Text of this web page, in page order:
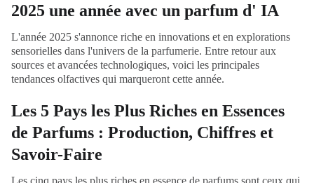
2025 une année avec un parfum d' IA
L'année 2025 s'annonce riche en innovations et en explorations
sensorielles dans l'univers de la parfumerie. Entre retour aux
sources et avancées technologiques, voici les principales
tendances olfactives qui marqueront cette année.
Les 5 Pays les Plus Riches en Essences
de Parfums : Production, Chiffres et
Savoir-Faire
Les cinq pays les plus riches en essence de parfums sont ceux qui